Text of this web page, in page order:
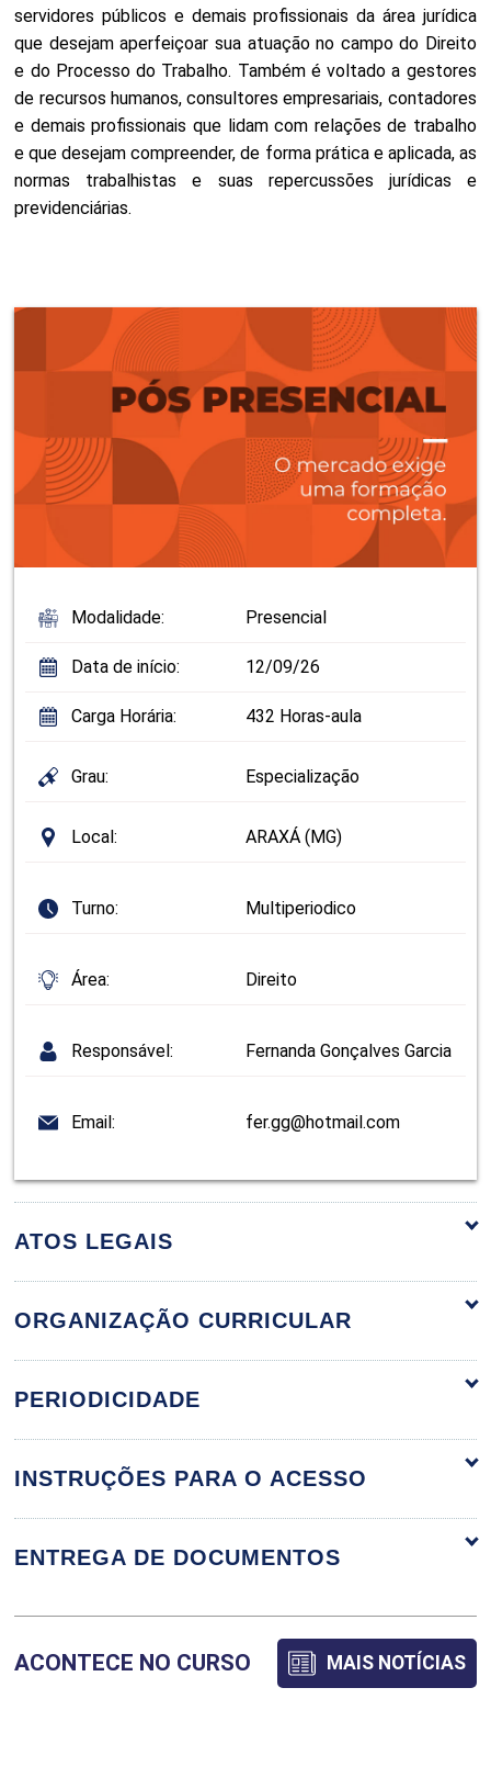
Modalidade: Presencial
Data de início: 12/09/26
Carga Horária: 432 Horas-aula
Grau: Especialização
Local: ARAXÁ (MG)
Turno: Multiperiodico
Área: Direito
Responsável: Fernanda Gonçalves Garcia
Email: fer.gg@hotmail.com
servidores públicos e demais profissionais da área jurídica
que desejam aperfeiçoar sua atuação no campo do Direito
e do Processo do Trabalho. Também é voltado a gestores
de recursos humanos, consultores empresariais, contadores
e demais profissionais que lidam com relações de trabalho
e que desejam compreender, de forma prática e aplicada, as
normas trabalhistas e suas repercussões jurídicas e
previdenciárias.
ATOS LEGAIS
ORGANIZAÇÃO CURRICULAR
TRABALHISTA
36
PERIODICIDADE
INSTRUÇÕES PARA O ACESSO
ENTREGA DE DOCUMENTOS
ACONTECE NO CURSO MAIS NOTÍCIAS